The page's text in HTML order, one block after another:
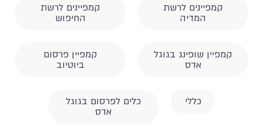
קמפיינים לרשת
המדיה
קמפיינים לרשת
החיפוש
קמפיין שופינג בגוגל
אדס
קמפיין פרסום
ביוטיוב
כללי
כלים לפרסום בגוגל
אדס